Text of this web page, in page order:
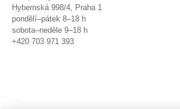
Hybernská 998/4, Praha 1
pondělí–pátek 8–18 h
sobota–neděle 9–18 h
+420 703 971 393